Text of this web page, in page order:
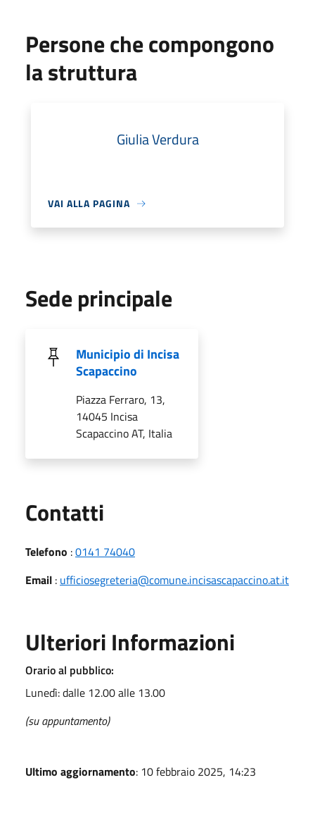
Persone che compongono
la struttura
Giulia Verdura
VAI ALLA PAGINA
Sede principale
Municipio di Incisa
Scapaccino
Piazza Ferraro, 13,
14045 Incisa
Scapaccino AT, Italia
Contatti
Telefono :0141 74040
Email : ufficiosegreteria@comune.incisascapaccino.at.it
Ulteriori Informazioni
Orario al pubblico:
Lunedì: dalle 12.00 alle 13.00
(su appuntamento)
Ultimo aggiornamento: 10 febbraio 2025, 14:23